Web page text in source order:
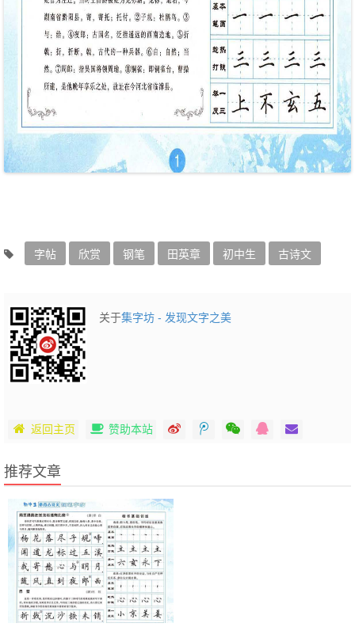
字帖 欣赏 钢笔 田英章 初中生 古诗文
关于集字坊 - 发现文字之美
返回主页 赞助本站
推荐文章